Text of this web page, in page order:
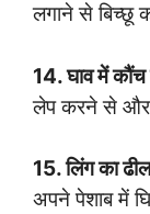
लगाने से बिच्छू
14. घाव में
लेप करने से और
15. लिंग का
अपने पेशाब में